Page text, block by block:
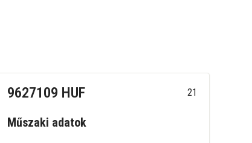
9627109 HUF 21
Műszaki adatok